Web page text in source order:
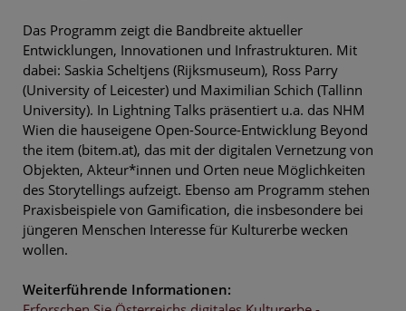
Das Programm zeigt die Bandbreite aktueller
Entwicklungen, Innovationen und Infrastrukturen. Mit
dabei: Saskia Scheltjens (Rijksmuseum), Ross Parry
(University of Leicester) und Maximilian Schich (Tallinn
University). In Lightning Talks präsentiert u.a. das NHM
Wien die hauseigene Open-Source-Entwicklung Beyond
the item (bitem.at), das mit der digitalen Vernetzung von
Objekten, Akteur*innen und Orten neue Möglichkeiten
des Storytellings aufzeigt. Ebenso am Programm stehen
Praxisbeispiele von Gamification, die insbesondere bei
jüngeren Menschen Interesse für Kulturerbe wecken
wollen.
Weiterführende Informationen: